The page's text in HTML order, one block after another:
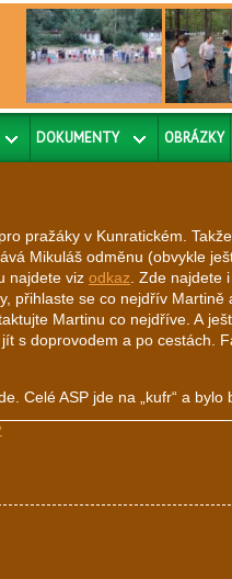
DOKUMENTY OBRÁZKY
pražáky v Kunratickém.
Mikuláš odměnu (obvykle
najdete viz odkaz. Zde najdete
přihlaste se co nejdřív
Martinu co nejdříve. A
s doprovodem a po cestách.
Celé ASP jde na „kufr“ a